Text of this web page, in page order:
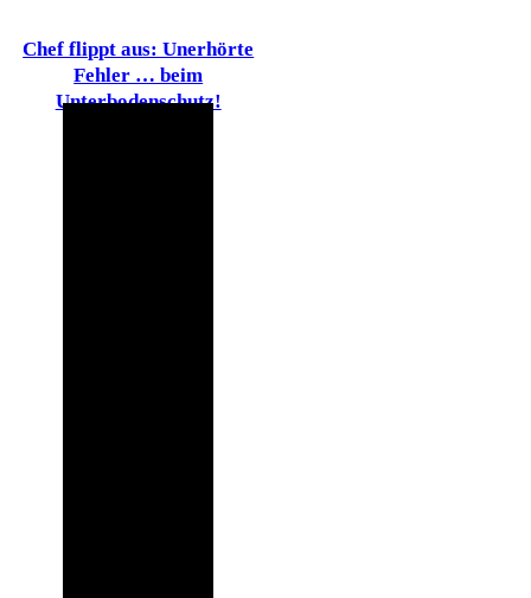
Chef flippt aus: Unerhörte
Fehler … beim
Unterbodenschutz!